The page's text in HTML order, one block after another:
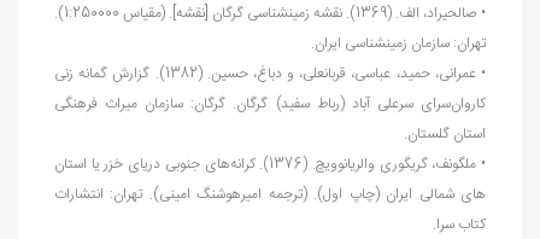
• صالحی‏راد، الف. (1369). نقشه ‏‏زمین‏شناسی گرگان [نقشه]. (مقیاس 1:250000).
تهران: سازمان ‏‏زمین‏شناسی ایران.
• عمرانی، حمید، عباسی، قربانعلی، و دباغ، حسین. (1382). گزارش گمانه زنی
کاروانسرای سرعلی آباد (رباط سفید) گرگان. گرگان: سازمان میراث فرهنگی
استان گلستان.
• ملگونف، گریگوری والریانوویچ. (1376). کرانه
های جنوبی دریای خزر یا استان
‏‏های شمالی ایران (چاپ اول). (ترجمه امیرهوشنگ امینی). تهران: انتشارات
کتاب سرا.